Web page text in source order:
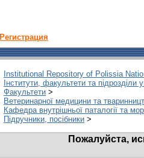
Регистрация
Institutional Repository of Polissia
Інститути, факультети та підрозділи
Факультети >
Ветеринарної медицини та
Кафедра внутрішньої паталогії та
Підручники, посібники >
Пожалуйста,